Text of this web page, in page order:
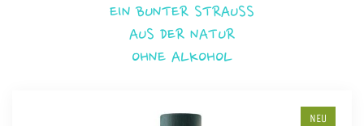
EIN BUNTER STRAUSS
AUS DER NATUR
OHNE ALKOHOL
NEU